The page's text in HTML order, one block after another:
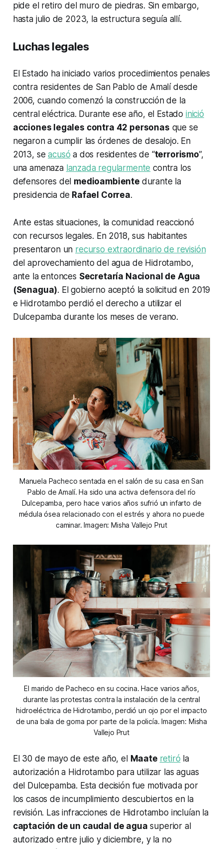
pide el retiro del muro de piedras. Sin embargo,
hasta julio de 2023, la estructura seguía allí.
Luchas legales
El Estado ha iniciado varios procedimientos penales
contra residentes de San Pablo de Amalí desde
2006, cuando comenzó la construcción de la
central eléctrica. Durante ese año, el Estado inició
acciones legales contra 42 personas que se
negaron a cumplir las órdenes de desalojo. En
2013, seacusó a dos residentes de “terrorismo”,
una amenaza lanzada regularmente contra los
defensores del medioambiente durante la
presidencia de Rafael Correa.
Ante estas situaciones, la comunidad reaccionó
con recursos legales. En 2018, sus habitantes
presentaron un recurso extraordinario de revisión
del aprovechamiento del agua de Hidrotambo,
ante la entonces Secretaría Nacional de Agua
(Senagua). El gobierno aceptó la solicitud en 2019
e Hidrotambo perdió el derecho a utilizar el
Dulcepamba durante los meses de verano.
Manuela Pacheco sentada en el salón de su casa en San
Pablo de Amalí. Ha sido una activa defensora del río
Dulcepamba, pero hace varios años sufrió un infarto de
médula ósea relacionado con el estrés y ahora no puede
caminar. Imagen: Misha Vallejo Prut
El marido de Pacheco en su cocina. Hace varios años,
durante las protestas contra la instalación de la central
hidroeléctrica de Hidrotambo, perdió un ojo por el impacto
de una bala de goma por parte de la policía. Imagen: Misha
Vallejo Prut
El 30 de mayo de este año, el Maate retiró la
autorización a Hidrotambo para utilizar las aguas
del Dulcepamba. Esta decisión fue motivada por
los casos de incumplimiento descubiertos en la
revisión. Las infracciones de Hidrotambo incluían la
captación de un caudal de agua superior al
autorizado entre julio y diciembre, y la no